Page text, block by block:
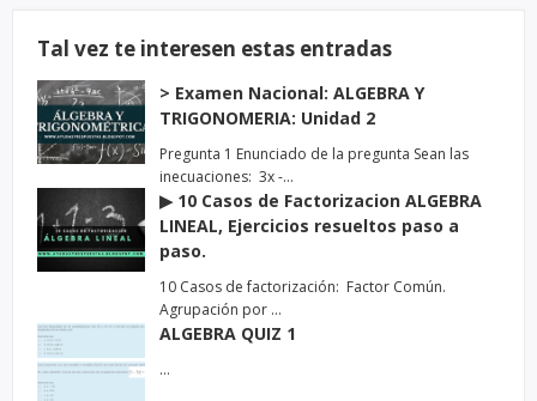
Tal vez te interesen estas entradas
> Examen Nacional: ALGEBRA Y
TRIGONOMERIA: Unidad 2
Pregunta 1 Enunciado de la pregunta Sean las
inecuaciones: 3x -…
▶ 10 Casos de Factorizacion ALGEBRA
LINEAL, Ejercicios resueltos paso a
paso.
10 Casos de factorización: Factor Común.
Agrupación por …
ALGEBRA QUIZ 1
…